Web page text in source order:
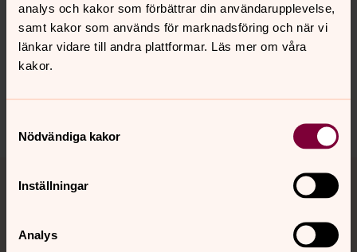
analys och kakor som förbättrar din användarupplevelse,
samt kakor som används för marknadsföring och när vi
länkar vidare till andra plattformar. Läs mer om våra
kakor.
Nödvändiga kakor
Inställningar
Analys
Senast ändrad 28 augusti 2025
Synpunkter eller frågor på sidans
innehåll?
Kontakt